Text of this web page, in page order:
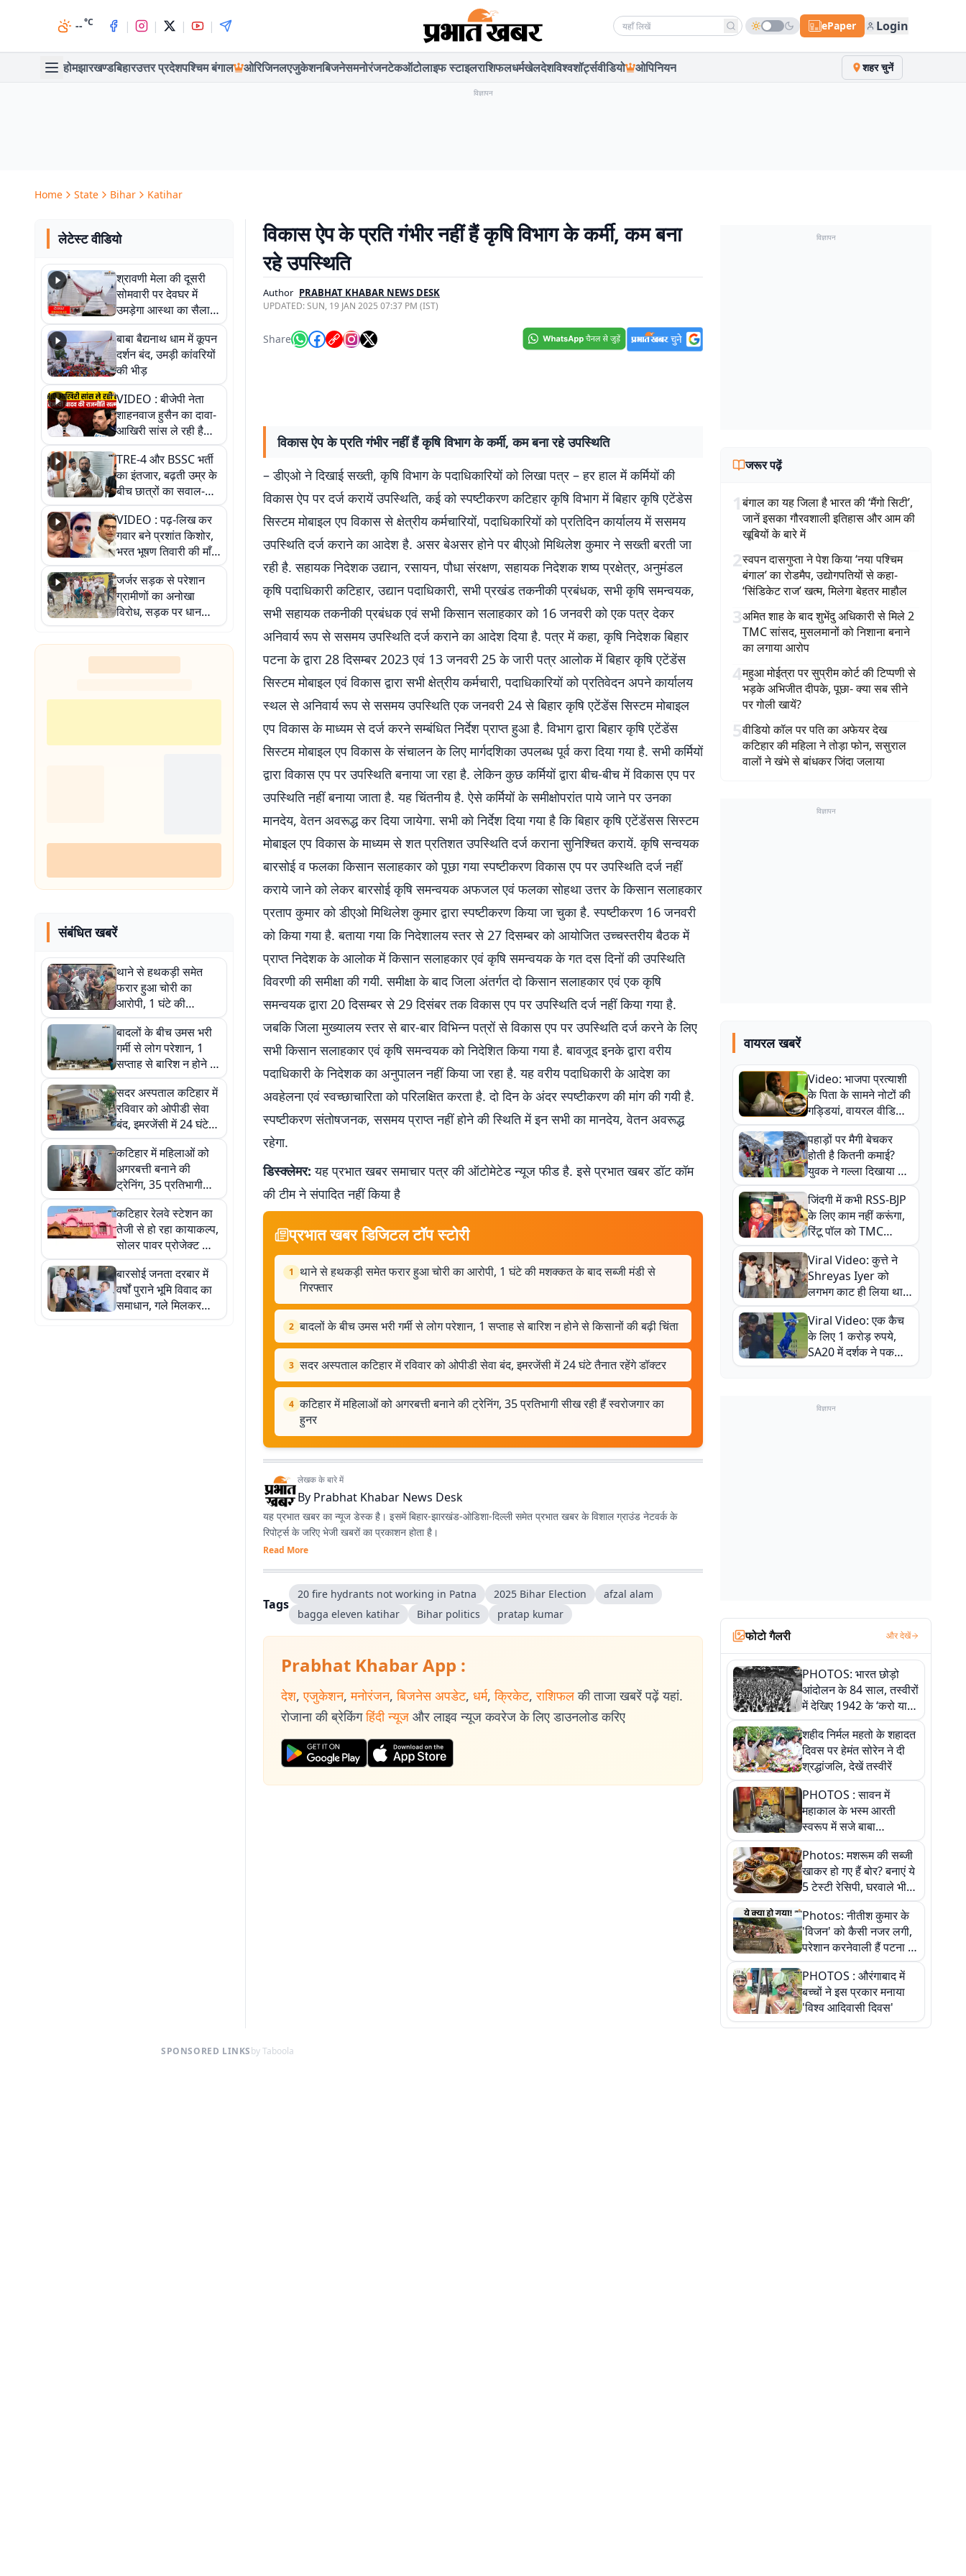
--°C | | | | Search news ePaper Login
होमझारखण्डबिहारउत्तर प्रदेशपश्चिम बंगाल ओरिजिनलएजुकेशनबिजनेसमनोरंजनटेकऑटोलाइफ स्टाइलराशिफलधर्मखेलदेशविश्वशॉर्ट्सवीडियो ओपिनियन शहर चुनें
विज्ञापन
Home State Bihar Katihar
लेटेस्ट वीडियो
श्रावणी मेला की दूसरी
सोमवारी पर देवघर में
उमड़ेगा आस्था का सैलाब,
तीन लाख से अधिक
श्रद्धालुओं के पहुंचने का
अनुमान
बाबा बैद्यनाथ धाम में कूपन
दर्शन बंद, उमड़ी कांवरियों
की भीड़
VIDEO : बीजेपी नेता
शाहनवाज हुसैन का दावा-
आखिरी सांस ले रही है
RJD, तेजस्वी को लेकर
क्या कहा, सुनिए
TRE-4 और BSSC भर्ती
का इंतजार, बढ़ती उम्र के
बीच छात्रों का सवाल-
आखिर कब आएगी बहाली?
देखें वीडियो
VIDEO : पढ़-लिख कर
गवार बने प्रशांत किशोर,
भरत भूषण तिवारी की माँ ने
कहा नहीं थी उम्मीद, बेटा
था तो किसी को बोलने की
नहीं थी हिम्मत
जर्जर सड़क से परेशान
ग्रामीणों का अनोखा
विरोध, सड़क पर धान
रोपकर और खाद डालकर
जताया आक्रोश
संबंधित खबरें
थाने से हथकड़ी समेत
फरार हुआ चोरी का
आरोपी, 1 घंटे की
मशक्कत के बाद सब्जी
मंडी से गिरफ्तार
बादलों के बीच उमस भरी
गर्मी से लोग परेशान, 1
सप्ताह से बारिश न होने से
किसानों की बढ़ी चिंता
सदर अस्पताल कटिहार में
रविवार को ओपीडी सेवा
बंद, इमरजेंसी में 24 घंटे
तैनात रहेंगे डॉक्टर
कटिहार में महिलाओं को
अगरबत्ती बनाने की
ट्रेनिंग, 35 प्रतिभागी
सीख रही हैं स्वरोजगार का
हुनर
कटिहार रेलवे स्टेशन का
तेजी से हो रहा कायाकल्प,
सोलर पावर प्रोजेक्ट और
फाउंटेन से बदलेगी पूरी
तस्वीर
बारसोई जनता दरबार में
वर्षों पुराने भूमि विवाद का
समाधान, गले मिलकर
खत्म हुई दुश्मनी
विकास ऐप के प्रति गंभीर नहीं हैं कृषि विभाग के कर्मी, कम बना
रहे उपस्थिति
Author PRABHAT KHABAR NEWS DESK
UPDATED:SUN, 19 JAN 2025 07:37 PM (IST)
Share
विकास ऐप के प्रति गंभीर नहीं हैं कृषि विभाग के कर्मी, कम बना रहे उपस्थिति
– डीएओ ने दिखाई सख्ती, कृषि विभाग के पदाधिकारियों को लिखा पत्र – हर हाल में कर्मियों की
विकास ऐप पर दर्ज करायें उपस्थिति, कई को स्पष्टीकरण कटिहार कृषि विभाग में बिहार कृषि एटेंडेस
सिस्टम मोबाइल एप विकास से क्षेत्रीय कर्मचारियों, पदाधिकारियों को प्रतिदिन कार्यालय में ससमय
उपस्थिति दर्ज कराने का आदेश है. असर बेअसर होने पर बीएओ मिथिलेश कुमार ने सख्ती बरती जा
रही है. सहायक निदेशक उद्यान, रसायन, पौधा संरक्षण, सहायक निदेशक शष्य प्रक्षेत्र, अनुमंडल
कृषि पदाधिकारी कटिहार, उद्यान पदाधिकारी, सभी प्रखंड तकनीकी प्रबंधक, सभी कृषि समन्वयक,
सभी सहायक तकनीकी प्रबंधक एवं सभी किसान सलाहकार को 16 जनवरी को एक पत्र देकर
अनिवार्य रूप से ससमय उपस्थिति दर्ज कराने का आदेश दिया है. पत्र में कहा, कृषि निदेशक बिहार
पटना के द्वारा 28 दिसम्बर 2023 एवं 13 जनवरी 25 के जारी पत्र आलोक में बिहार कृषि एटेंडेंस
सिस्टम मोबाइल एवं विकास द्वारा सभी क्षेत्रीय कर्मचारी, पदाधिकारियों को प्रतिवेदन अपने कार्यालय
स्थल से अनिवार्य रूप से ससमय उपस्थिति एक जनवरी 24 से बिहार कृषि एटेंडेंस सिस्टम मोबाइल
एप विकास के माध्यम से दर्ज करने सम्बंधित निर्देश प्राप्त हुआ है. विभाग द्वारा बिहार कृषि एटेंडेंस
सिस्टम मोबाइल एप विकास के संचालन के लिए मार्गदशिका उपलब्ध पूर्व करा दिया गया है. सभी कर्मियों
द्वारा विकास एप पर उपस्थिति बनाया जा रहा है. लेकिन कुछ कर्मियों द्वारा बीच-बीच में विकास एप पर
उपस्थिति नहीं बनाया जाता है. यह चिंतनीय है. ऐसे कर्मियों के समीक्षोपरांत पाये जाने पर उनका
मानदेय, वेतन अवरूद्ध कर दिया जायेगा. सभी को निर्देश दिया गया है कि बिहार कृषि एटेंडेंसस सिस्टम
मोबाइल एप विकास के माध्यम से शत प्रतिशत उपस्थिति दर्ज कराना सुनिश्चित करायें. कृषि सन्वयक
बारसोई व फलका किसान सलाहकार को पूछा गया स्पष्टीकरण विकास एप पर उपस्थिति दर्ज नहीं
कराये जाने को लेकर बारसोई कृषि समन्वयक अफजल एवं फलका सोहथा उत्तर के किसान सलाहकार
प्रताप कुमार को डीएओ मिथिलेश कुमार द्वारा स्पष्टीकरण किया जा चुका है. स्पष्टीकरण 16 जनवरी
को किया गया है. बताया गया कि निदेशालय स्तर से 27 दिसम्बर को आयोजित उच्चस्तरीय बैठक में
प्राप्त निदेशक के आलोक में किसान सलाहकार एवं कृषि समन्वयक के गत दस दिनों की उपस्थिति
विवरणी की समीक्षा की गयी. समीक्षा के बाद जिला अंतर्गत दो किसान सलाहकार एवं एक कृषि
समन्वयक द्वारा 20 दिसम्बर से 29 दिसंबर तक विकास एप पर उपस्थिति दर्ज नहीं किया गया है.
जबकि जिला मुख्यालय स्तर से बार-बार विभिन्न पत्रों से विकास एप पर उपस्थिति दर्ज करने के लिए
सभी किसान सलाहकार एवं कृषि समन्वयक को निदेशित किया गया है. बावजूद इनके द्वारा वरीय
पदाधिकारी के निदेशक का अनुपालन नहीं किया जा रहा है. यह वरीय पदाधिकारी के आदेश का
अवहेलना एवं स्वच्छाचारिता को परिलक्षित करता है. दो दिन के अंदर स्पष्टीकरण की मांग की गयी है.
स्पष्टीकरण संतोषजनक, ससमय प्राप्त नहीं होने की स्थिति में इन सभी का मानदेय, वेतन अवरूद्ध
रहेगा.
डिस्क्लेमर: यह प्रभात खबर समाचार पत्र की ऑटोमेटेड न्यूज फीड है. इसे प्रभात खबर डॉट कॉम
की टीम ने संपादित नहीं किया है
प्रभात खबर डिजिटल टॉप स्टोरी
1 थाने से हथकड़ी समेत फरार हुआ चोरी का आरोपी, 1 घंटे की मशक्कत के बाद सब्जी मंडी से
गिरफ्तार
2 बादलों के बीच उमस भरी गर्मी से लोग परेशान, 1 सप्ताह से बारिश न होने से किसानों की बढ़ी चिंता
3 सदर अस्पताल कटिहार में रविवार को ओपीडी सेवा बंद, इमरजेंसी में 24 घंटे तैनात रहेंगे डॉक्टर
4 कटिहार में महिलाओं को अगरबत्ती बनाने की ट्रेनिंग, 35 प्रतिभागी सीख रही हैं स्वरोजगार का
हुनर
लेखक के बारे में
By Prabhat Khabar News Desk
यह प्रभात खबर का न्यूज डेस्क है। इसमें बिहार-झारखंड-ओडिशा-दिल्‍ली समेत प्रभात खबर के विशाल ग्राउंड नेटवर्क के
रिपोर्ट्स के जरिए भेजी खबरों का प्रकाशन होता है।
Read More
Tags
20 fire hydrants not working in Patna 2025 Bihar Election
afzal alam
bagga eleven katihar
Bihar politics pratap kumar
Prabhat Khabar App :
देश, एजुकेशन, मनोरंजन, बिजनेस अपडेट, धर्म, क्रिकेट, राशिफल की ताजा खबरें पढ़ें यहां.
रोजाना की ब्रेकिंग हिंदी न्यूज और लाइव न्यूज कवरेज के लिए डाउनलोड करिए
विज्ञापन
जरूर पढ़ें
1बंगाल का यह जिला है भारत की ‘मैंगो सिटी’,
जानें इसका गौरवशाली इतिहास और आम की
खूबियों के बारे में
2स्वपन दासगुप्ता ने पेश किया ‘नया पश्चिम
बंगाल’ का रोडमैप, उद्योगपतियों से कहा-
‘सिंडिकेट राज’ खत्म, मिलेगा बेहतर माहौल
3अमित शाह के बाद शुभेंदु अधिकारी से मिले 2
TMC सांसद, मुसलमानों को निशाना बनाने
का लगाया आरोप
4महुआ मोईत्रा पर सुप्रीम कोर्ट की टिप्पणी से
भड़के अभिजीत दीपके, पूछा- क्या सब सीने
पर गोली खायें?
5वीडियो कॉल पर पति का अफेयर देख
कटिहार की महिला ने तोड़ा फोन, ससुराल
वालों ने खंभे से बांधकर जिंदा जलाया
विज्ञापन
वायरल खबरें
Video: भाजपा प्रत्याशी
के पिता के सामने नोटों की
गड्डियां, वायरल वीडियो
से राजनीति में उबाल,
अजित महतो बोले- TMC
की गंदी चाल
पहाड़ों पर मैगी बेचकर
होती है कितनी कमाई?
युवक ने गल्ला दिखाया तो
नौकरी वालों के खड़े हो गए
कान
जिंदगी में कभी RSS-BJP
के लिए काम नहीं करूंगा,
रिंटू पॉल को TMC
ऑफिस में ले जाकर पीटा,
Video वायरल
Viral Video: कुत्ते ने
Shreyas Iyer को
लगभग काट ही लिया था,
न्यूजीलैंड सीरीज से पहले
बाल-बाल बचे
Viral Video: एक कैच
के लिए 1 करोड़ रुपये,
SA20 में दर्शक ने पकड़ा
एक हाथ से गजब का कैच
विज्ञापन
फोटो गैलरी और देखें
PHOTOS: भारत छोड़ो
आंदोलन के 84 साल, तस्वीरों
में देखिए 1942 के ‘करो या
मरो’ आंदोलन की कहानी
शहीद निर्मल महतो के शहादत
दिवस पर हेमंत सोरेन ने दी
श्रद्धांजलि, देखें तस्वीरें
PHOTOS : सावन में
महाकाल के भस्म आरती
स्वरूप में सजे बाबा
औघड़दानी, तस्वीरों में करें
अद्भुत दर्शन
Photos: मशरूम की सब्जी
खाकर हो गए हैं बोर? बनाएं ये
5 टेस्टी रेसिपी, घरवाले भी
मांगेंगे बार-बार
Photos: नीतीश कुमार के
'विजन' को कैसी नजर लगी,
परेशान करनेवाली हैं पटना में
गंगा घाट की ये 11 तस्वीरें
PHOTOS : औरंगाबाद में
बच्चों ने इस प्रकार मनाया
'विश्व आदिवासी दिवस'
SPONSORED LINKSby Taboola